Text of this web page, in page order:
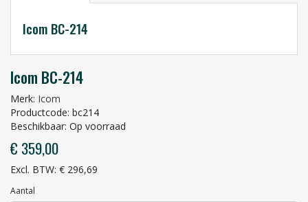
Icom BC-214
Icom BC-214
Merk: Icom
Productcode: bc214
Beschikbaar: Op voorraad
€ 359,00
Excl. BTW: € 296,69
Aantal